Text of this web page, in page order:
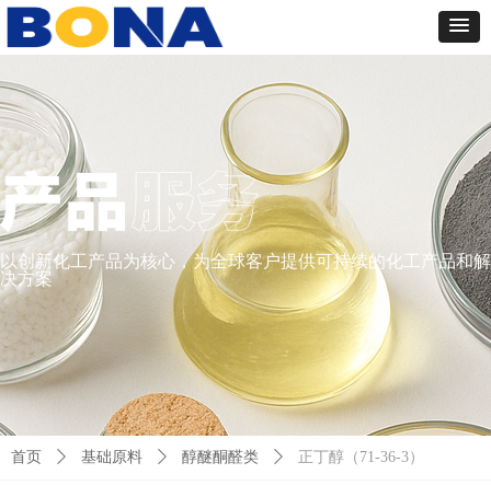
以创新化工产品为核心，为全球客户提供可持续的化工产品和解
决方案
首页 ꄲ 基础原料 ꄲ 醇醚酮醛类 ꄲ 正丁醇（71-36-3）